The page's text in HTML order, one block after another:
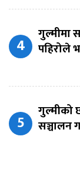
गुल्मीमा
पहिरोले
गुल्मीको
सञ्चालन